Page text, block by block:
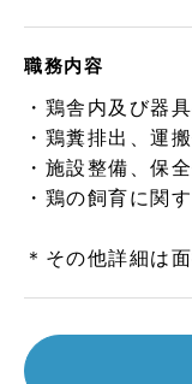
職務内容
・鶏舎内及び器
・鶏糞排出、運
・施設整備、保
・鶏の飼育に関
＊その他詳細は